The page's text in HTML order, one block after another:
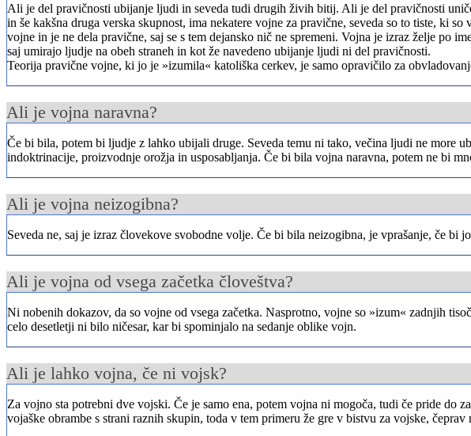
Ali je del pravičnosti ubijanje ljudi in seveda tudi drugih živih bitij. Ali je del pravičnosti
in še kakšna druga verska skupnost, ima nekatere vojne za pravične, seveda so to tiste, ki
vojne in je ne dela pravične, saj se s tem dejansko nič ne spremeni. Vojna je izraz želje po
saj umirajo ljudje na obeh straneh in kot že navedeno ubijanje ljudi ni del pravičnosti.
Teorija pravične vojne, ki jo je »izumila« katoliška cerkev, je samo opravičilo za
Ali je vojna naravna?
Če bi bila, potem bi ljudje z lahko ubijali druge. Seveda temu ni tako, večina ljudi ne more
indoktrinacije, proizvodnje orožja in usposabljanja. Če bi bila vojna naravna, potem ne bi
Ali je vojna neizogibna?
Seveda ne, saj je izraz človekove svobodne volje. Če bi bila neizogibna, je vprašanje, če
Ali je vojna od vsega začetka človeštva?
Ni nobenih dokazov, da so vojne od vsega začetka. Nasprotno, vojne so »izum« zadnjih
celo desetletji ni bilo ničesar, kar bi spominjalo na sedanje oblike vojn.
Ali je lahko vojna, če ni vojsk?
Za vojno sta potrebni dve vojski. Če je samo ena, potem vojna ni mogoča, tudi če pride do
vojaške obrambe s strani raznih skupin, toda v tem primeru že gre v bistvu za vojske, čeprav